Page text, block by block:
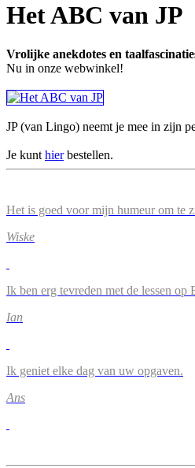
Het ABC van JP
Vrolijke anekdotes en
Nu in onze webwinkel!
JP (van Lingo) neemt je mee in zijn
Je kunt hierbestellen.
Het is goed voor mijn humeur om te
Wiske
Ik ben erg tevreden met de lessen op
Ian
Ik geniet elke dag van uw opgaven.
Ans